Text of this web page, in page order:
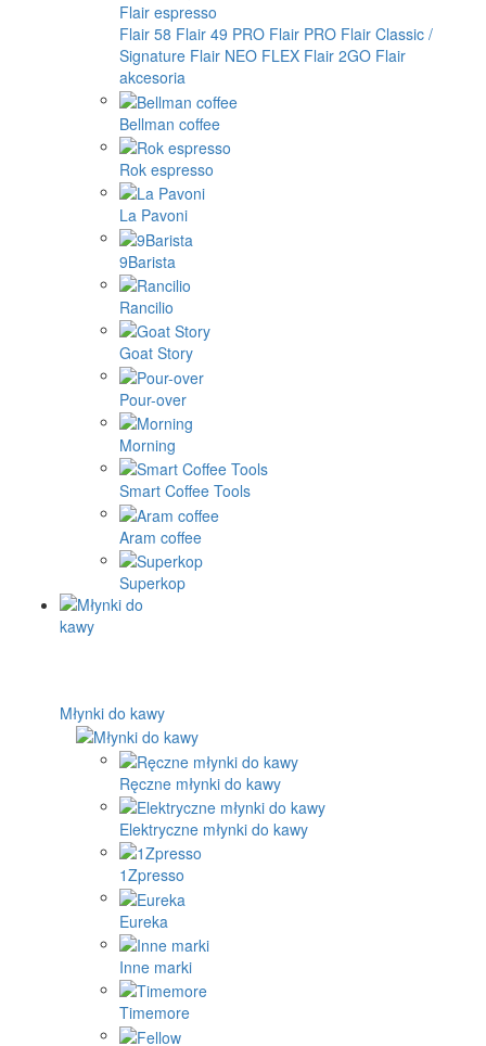
Flair espresso
Flair 58 Flair 49 PRO Flair PRO Flair Classic /
Signature Flair NEO FLEX Flair 2GO Flair
akcesoria
Bellman coffee
Rok espresso
La Pavoni
9Barista
Rancilio
Goat Story
Pour-over
Morning
Smart Coffee Tools
Aram coffee
Superkop
Młynki do kawy
Ręczne młynki do kawy
Elektryczne młynki do kawy
1Zpresso
Eureka
Inne marki
Timemore